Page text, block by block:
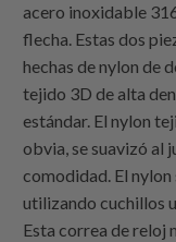
acero inoxidable
flecha. Estas dos
hechas de nylon de
tejido 3D de alta
estándar. El nylon
obvia, se suavizó al
comodidad. El
utilizando cuchillos
Esta correa de reloj